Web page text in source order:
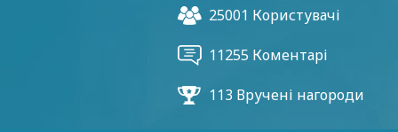
25001 Користувачі
11255 Коментарі
113 Вручені нагороди